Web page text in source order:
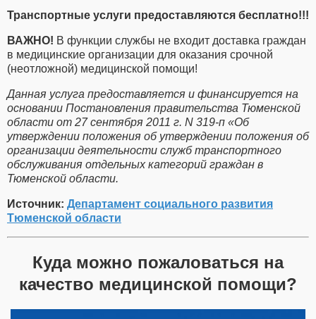
Транспортные услуги предоставляются бесплатно!!!
ВАЖНО! В функции службы не входит доставка граждан
в медицинские организации для оказания срочной
(неотложной) медицинской помощи!
Данная услуга предоставляется и финансируется на
основании Постановления правительства Тюменской
области от 27 сентября 2011 г. N 319-п «Об
утверждении положения об утверждении положения об
организации деятельности служб транспортного
обслуживания отдельных категорий граждан в
Тюменской области.
Источник: Департамент социального развития
Тюменской области
Куда можно пожаловаться на
качество медицинской помощи?